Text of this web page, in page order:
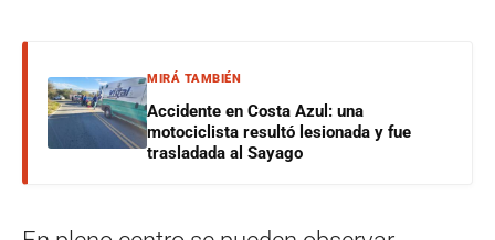
MIRÁ TAMBIÉN
Accidente en Costa Azul: una
motociclista resultó lesionada y fue
trasladada al Sayago